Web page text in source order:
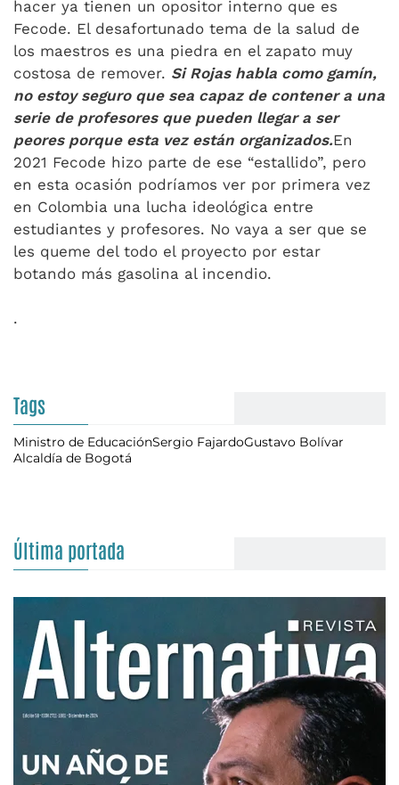
hacer ya tienen un opositor interno que es
Fecode. El desafortunado tema de la salud de
los maestros es una piedra en el zapato muy
costosa de remover. Si Rojas habla como gamín,
no estoy seguro que sea capaz de contener a una
serie de profesores que pueden llegar a ser
peores porque esta vez están organizados.En
2021 Fecode hizo parte de ese “estallido”, pero
en esta ocasión podríamos ver por primera vez
en Colombia una lucha ideológica entre
estudiantes y profesores. No vaya a ser que se
les queme del todo el proyecto por estar
botando más gasolina al incendio.
.
Tags
Ministro de EducaciónSergio FajardoGustavo Bolívar
Alcaldía de Bogotá
Última portada